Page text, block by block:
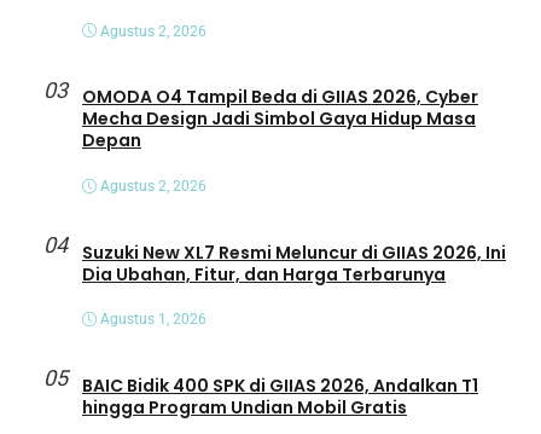
Agustus 2, 2026
03
OMODA O4 Tampil Beda di GIIAS 2026, Cyber
Mecha Design Jadi Simbol Gaya Hidup Masa
Depan
Agustus 2, 2026
04
Suzuki New XL7 Resmi Meluncur di GIIAS 2026, Ini
Dia Ubahan, Fitur, dan Harga Terbarunya
Agustus 1, 2026
05
BAIC Bidik 400 SPK di GIIAS 2026, Andalkan T1
hingga Program Undian Mobil Gratis